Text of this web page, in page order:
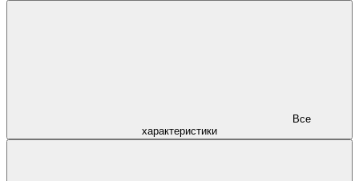
характеристики